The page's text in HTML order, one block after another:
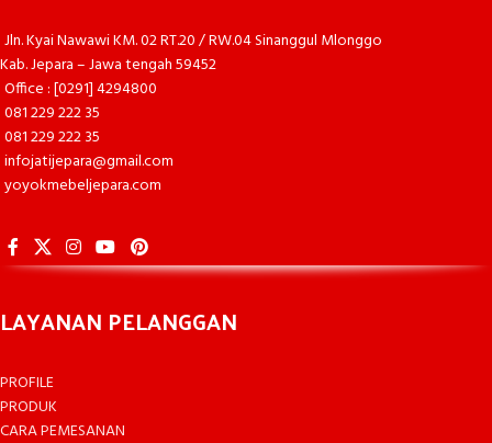
Jln. Kyai Nawawi KM. 02 RT.20 / RW.04 Sinanggul Mlonggo
Kab. Jepara – Jawa tengah 59452
Office : [0291] 4294800
081 229 222 35
081 229 222 35
infojatijepara@gmail.com
yoyokmebeljepara.com
LAYANAN PELANGGAN
PROFILE
PRODUK
CARA PEMESANAN